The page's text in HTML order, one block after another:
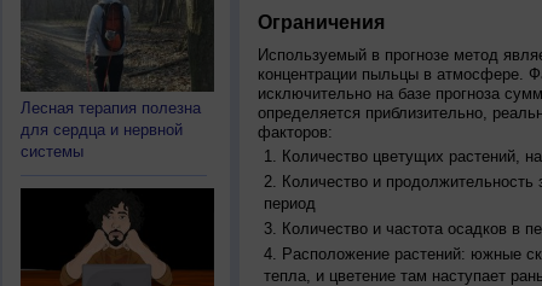
Лесная терапия полезна
для сердца и нервной
системы
Ограничения
Используемый в прогнозе метод
концентрации пыльцы в атмосфере.
исключительно на базе прогноза
определяется приблизительно,
факторов:
Количество цветущих растений,
Количество и продолжительность
период
Количество и частота осадков в
Расположение растений: южные
тепла, и цветение там наступает